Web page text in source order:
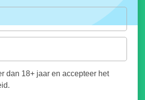
dan 18+ jaar en accepteer het